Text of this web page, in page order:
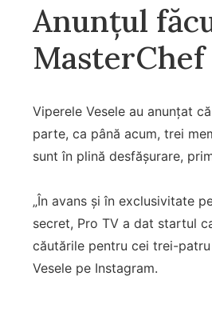
Anunțul
MasterChef
Viperele Vesele au anunțat
parte, ca până acum, trei
sunt în plină desfășurare,
„În avans și în exclusivitate
secret, Pro TV a dat startul
căutările pentru cei trei-
Vesele pe Instagram.